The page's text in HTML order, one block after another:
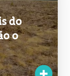
do
o